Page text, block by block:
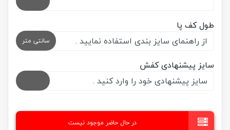
طول کف پا
سانتی متر
سایز پیشنهادی کفش
در حال حاضر موجود نیست